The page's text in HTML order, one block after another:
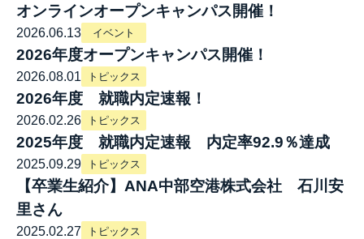
オンラインオープンキャンパス開催！
2026.06.13 イベント
2026年度オープンキャンパス開催！
2026.08.01 トピックス
2026年度 就職内定速報！
2026.02.26 トピックス
2025年度 就職内定速報 内定率92.9％達成
2025.09.29 トピックス
【卒業生紹介】ANA中部空港株式会社 石川安
里さん
2025.02.27 トピックス